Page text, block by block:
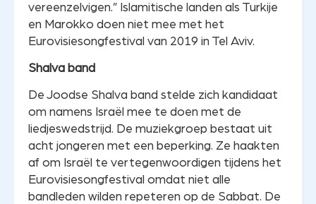
vereenzelvigen.” Islamitische landen als Turkije
en Marokko doen niet mee met het
Eurovisiesongfestival van 2019 in Tel Aviv.
Shalva band
De Joodse Shalva band stelde zich kandidaat
om namens Israël mee te doen met de
liedjeswedstrijd. De muziekgroep bestaat uit
acht jongeren met een beperking. Ze haakten
af om Israël te vertegenwoordigen tijdens het
Eurovisiesongfestival omdat niet alle
bandleden wilden repeteren op de Sabbat. De